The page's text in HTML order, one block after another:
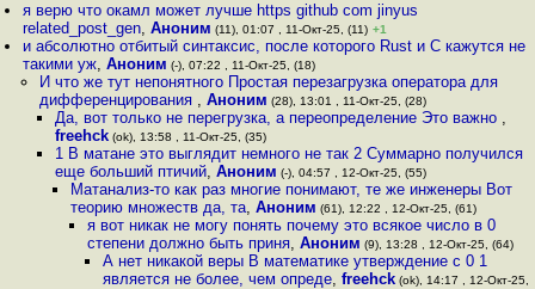
я верю что окамл может лучше https github com jinyus
related_post_gen,Аноним (11), 01:07 , 11-Окт-25, (11) +1
и абсолютно отбитый синтаксис, после которого Rust и C кажутся не
такими уж,Аноним (-), 07:22 , 11-Окт-25, (18)
И что же тут непонятного Простая перезагрузка оператора для
дифференцирования , Аноним (28), 13:01 , 11-Окт-25, (28)
Да, вот только не перегрузка, а переопределение Это важно ,
freehck(ok), 13:58 , 11-Окт-25, (35)
1 В матане это выглядит немного не так 2 Суммарно получился
еще больший птичий, Аноним (-), 04:57 , 12-Окт-25, (55)
Матанализ-то как раз многие понимают, те же инженеры Вот
теорию множеств да, та,Аноним (61), 12:22 , 12-Окт-25, (61)
я вот никак не могу понять почему это всякое число в 0
степени должно быть приня, Аноним (9), 13:28 , 12-Окт-25, (64)
А нет никакой веры В математике утверждение c 0 1
является не более, чем опреде, freehck(ok), 14:17 , 12-Окт-25,